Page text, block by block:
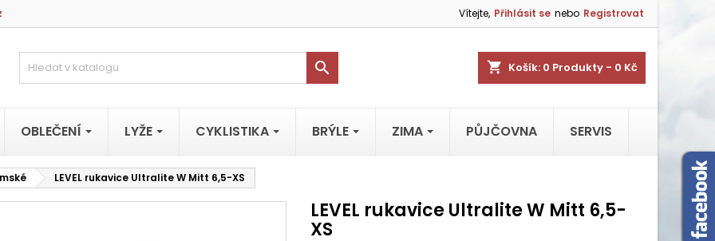
Vítejte, Přihlásit se nebo Registrovat
shopping_cart Košík: 0 Produkty - 0 Kč

OBLEČENÍ LYŽE CYKLISTIKA BRÝLE ZIMA PŮJČOVNA SERVIS
LEVEL rukavice Ultralite W Mitt 6,5-XS
LEVEL rukavice Ultralite W Mitt 6,5-
XS